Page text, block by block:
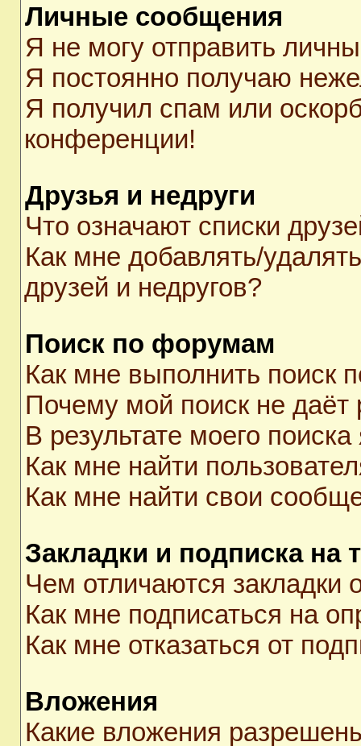
Личные сообщения
Я не могу отправить
Я постоянно получаю
Я получил спам или
конференции!
Друзья и недруги
Что означают списки
Как мне добавлять/
друзей и недругов?
Поиск по форумам
Как мне выполнить
Почему мой поиск не даёт
В результате моего
Как мне найти
Как мне найти свои
Закладки и подписка на
Чем отличаются закладки
Как мне подписаться на
Как мне отказаться от
Вложения
Какие вложения